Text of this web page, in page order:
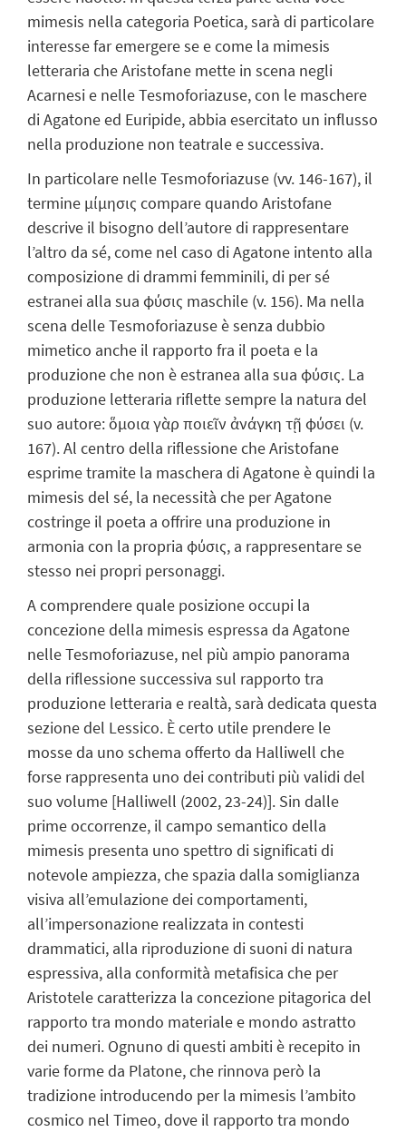
mimesis nella categoria Poetica, sarà di particolare
interesse far emergere se e come la mimesis
letteraria che Aristofane mette in scena negli
Acarnesi e nelle Tesmoforiazuse, con le maschere
di Agatone ed Euripide, abbia esercitato un influsso
nella produzione non teatrale e successiva.
In particolare nelle Tesmoforiazuse (vv. 146-167), il
termine μίμησις compare quando Aristofane
descrive il bisogno dell’autore di rappresentare
l’altro da sé, come nel caso di Agatone intento alla
composizione di drammi femminili, di per sé
estranei alla sua φύσις maschile (v. 156). Ma nella
scena delle Tesmoforiazuse è senza dubbio
mimetico anche il rapporto fra il poeta e la
produzione che non è estranea alla sua φύσις. La
produzione letteraria riflette sempre la natura del
suo autore: ὅμοια γὰρ ποιεῖν ἀνάγκη τῇ φύσει (v.
167). Al centro della riflessione che Aristofane
esprime tramite la maschera di Agatone è quindi la
mimesis del sé, la necessità che per Agatone
costringe il poeta a offrire una produzione in
armonia con la propria φύσις, a rappresentare se
stesso nei propri personaggi.
A comprendere quale posizione occupi la
concezione della mimesis espressa da Agatone
nelle Tesmoforiazuse, nel più ampio panorama
della riflessione successiva sul rapporto tra
produzione letteraria e realtà, sarà dedicata questa
sezione del Lessico. È certo utile prendere le
mosse da uno schema offerto da Halliwell che
forse rappresenta uno dei contributi più validi del
suo volume [Halliwell (2002, 23-24)]. Sin dalle
prime occorrenze, il campo semantico della
mimesis presenta uno spettro di significati di
notevole ampiezza, che spazia dalla somiglianza
visiva all’emulazione dei comportamenti,
all’impersonazione realizzata in contesti
drammatici, alla riproduzione di suoni di natura
espressiva, alla conformità metafisica che per
Aristotele caratterizza la concezione pitagorica del
rapporto tra mondo materiale e mondo astratto
dei numeri. Ognuno di questi ambiti è recepito in
varie forme da Platone, che rinnova però la
tradizione introducendo per la mimesis l’ambito
cosmico nel Timeo, dove il rapporto tra mondo